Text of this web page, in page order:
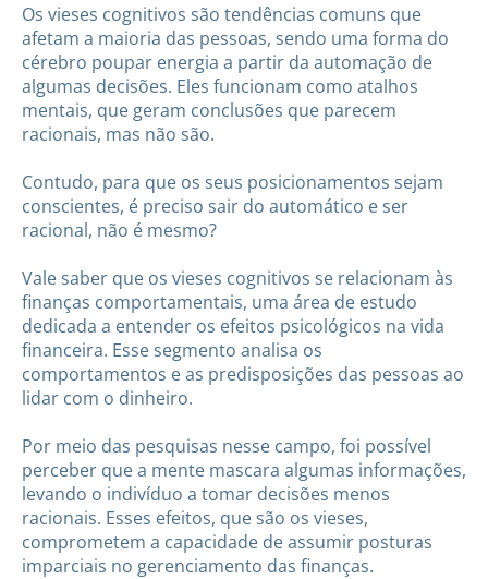
Os vieses cognitivos são tendências comuns que
afetam a maioria das pessoas, sendo uma forma do
cérebro poupar energia a partir da automação de
algumas decisões. Eles funcionam como atalhos
mentais, que geram conclusões que parecem
racionais, mas não são.
Contudo, para que os seus posicionamentos sejam
conscientes, é preciso sair do automático e ser
racional, não é mesmo?
Vale saber que os vieses cognitivos se relacionam às
finanças comportamentais, uma área de estudo
dedicada a entender os efeitos psicológicos na vida
financeira. Esse segmento analisa os
comportamentos e as predisposições das pessoas ao
lidar com o dinheiro.
Por meio das pesquisas nesse campo, foi possível
perceber que a mente mascara algumas informações,
levando o indivíduo a tomar decisões menos
racionais. Esses efeitos, que são os vieses,
comprometem a capacidade de assumir posturas
imparciais no gerenciamento das finanças.